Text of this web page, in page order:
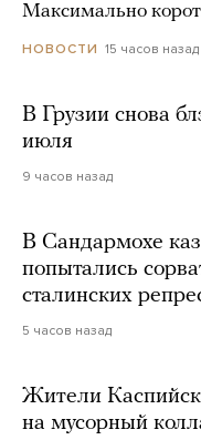
Максимально
НОВОСТИ 15 часов назад
В Грузии снова
июля
9 часов назад
В Сандармохе
попытались
сталинских
5 часов назад
Жители
на мусорный